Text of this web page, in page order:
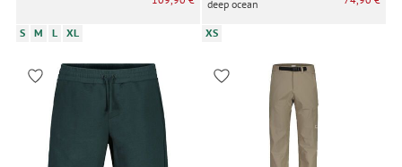
S M L XL
deep ocean
XS